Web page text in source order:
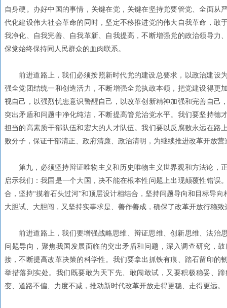
自身硬。办好中国的事情，关键在党，关键在坚持党要管党、全面从
代化建设伟大社会革命的同时，坚定不移推进党的伟大自我革命，敢
我净化、自我完善、自我革新、自我提高，不断增强党的政治领导力
保党始终保持同人民群众的血肉联系。
前进道路上，我们必须按照新时代党的建设总要求，以政治建设
强全党团结统一和创造活力，不断增强全党执政本领，把党建设得更
视自己，以强烈忧患意识警醒自己，以改革创新精神加强和完善自己
突出矛盾和问题中净化纯洁，不断提高管党治党水平。我们要坚持德
担当的高素质干部队伍和宏大的人才队伍。我们要以反腐败永远在路
败分子，保证干部清正、政府清廉、政治清明，为继续推进改革开放
第九，必须坚持辩证唯物主义和历史唯物主义世界观和方法论，
启示我们：我国是一个大国，决不能在根本性问题上出现颠覆性错误
合，坚持“摸着石头过河”和顶层设计相结合，坚持问题导向和目标导
大胆试、大胆闯，又坚持实事求是、善作善成，确保了改革开放行稳致
前进道路上，我们要增强战略思维、辩证思维、创新思维、法治
问题导向，聚焦我国发展面临的突出矛盾和问题，深入调查研究，
接，不断提高改革决策的科学性。我们要拿出抓铁有痕、踏石留印的
举措落到实处。我们既要敢为天下先、敢闯敢试，又要积极稳妥、
变、道路不偏、力度不减，推动新时代改革开放走得更稳、走得更远。